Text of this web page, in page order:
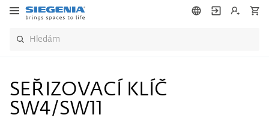
SEŘIZOVACÍ KLÍČ
SW4/SW11